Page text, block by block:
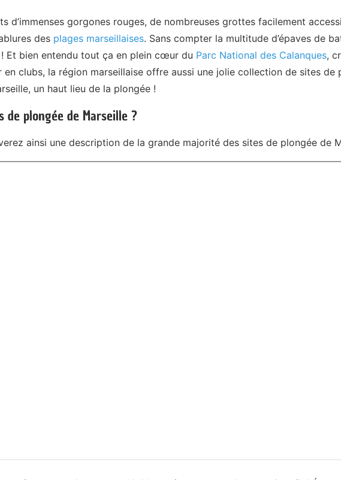
d’immenses gorgones rouges, de nombreuses grottes facilement
des plages marseillaises. Sans compter la multitude d’épaves de
Et bien entendu tout ça en plein cœur du Parc National des Calanques,
clubs, la région marseillaise offre aussi une jolie collection de sites
un haut lieu de la plongée !
plongée de Marseille ?
ainsi une description de la grande majorité des sites de plongée de